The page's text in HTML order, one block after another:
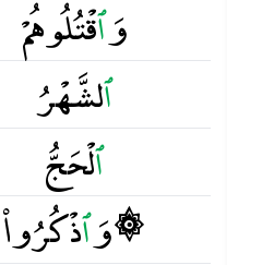
وَٱقْتُلُوهُمْ
ٱلشَّهْرُ
ٱلْحَجُّ
۞ وَٱذْكُرُوا۟